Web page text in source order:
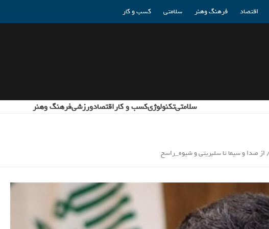
اقتصاد فرهنگ وهنر سلامتی کسب و کار
سلامتیتکنولوژیکسب و کاراقتصادورزشیفرهنگ وهنر